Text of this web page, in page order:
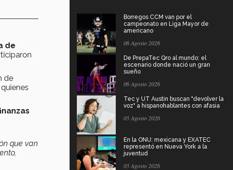
de
de
quienes
que van
Borregos CCM van por el
campeonato en Liga Mayor de
americano
06 Agosto 2026
De PrepaTec Qro al mundo: el
escenario donde nació un gran
sueño
06 Agosto 2026
Tec y UT Austin buscan "devolver la
voz" a hispanohablantes con afasia
05 Agosto 2026
En la ONU: mexicana y EXATEC
representó en Nueva York a la
juventud
05 Agosto 2026